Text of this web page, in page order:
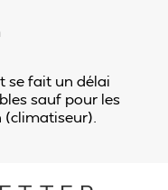
se fait un délai
sauf pour les